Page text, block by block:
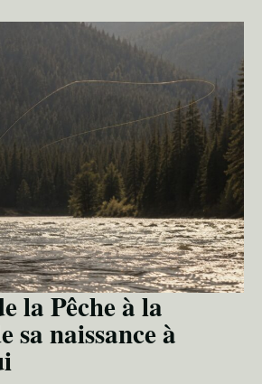
la Pêche à la
sa naissance à